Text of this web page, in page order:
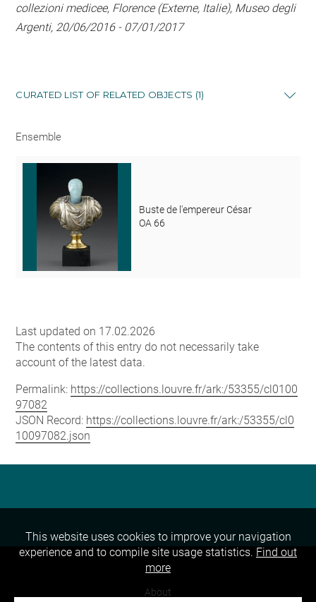
collezioni medicee, Florence (Externe, Italie), Museo degli
Argenti, 20/06/2016 - 07/01/2017
CURATED LIST OF RELATED OBJECTS (1)
Ensemble
Buste de l'empereur César
OA 66
Last updated on 17.02.2026
The contents of this entry do not necessarily take
account of the latest data.
Permalink: https://collections.louvre.fr/ark:/53355/cl0100
97082
JSON Record: https://collections.louvre.fr/ark:/53355/cl0
10097082.json
About
This website uses cookies to improve your navigation
experience and to compile site usage statistics. Find out
more